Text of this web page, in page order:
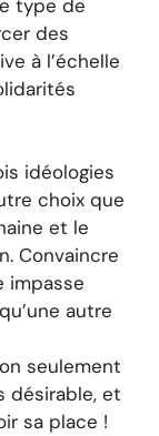
type de
des
à l’échelle
idéologies
choix que
et le
Convaincre
impasse
autre
seulement
désirable, et
sa place !